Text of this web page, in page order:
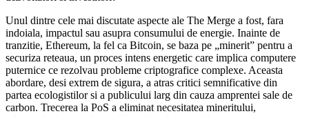
Unul dintre cele mai discutate aspecte ale The Merge a fost, fara
indoiala, impactul sau asupra consumului de energie. Inainte de
tranzitie, Ethereum, la fel ca Bitcoin, se baza pe „minerit” pentru a
securiza reteaua, un proces intens energetic care implica computere
puternice ce rezolvau probleme criptografice complexe. Aceasta
abordare, desi extrem de sigura, a atras critici semnificative din
partea ecologistilor si a publicului larg din cauza amprentei sale de
carbon. Trecerea la PoS a eliminat necesitatea mineritului,